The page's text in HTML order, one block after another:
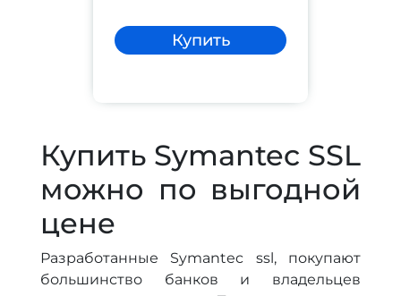
Купить
Купить Symantec SSL
можно по выгодной
цене
Разработанные Symantec ssl, покупают
большинство банков и владельцев